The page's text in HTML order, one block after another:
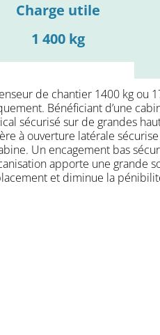
Charge utile
1 400 kg
de chantier 1400 kg ou
Bénéficiant d’une
sécurisé sur de grandes
à ouverture latérale
Un encagement bas
apporte une grande
et diminue la